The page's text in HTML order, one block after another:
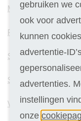
Mental coach
Pilates Instructeur
Sport en Voeding
Sportpsychologie
Vitaliteitscoach
gebruiken we
ook voor
kunnen
advertentie-
advertenties.
instellingen
onze